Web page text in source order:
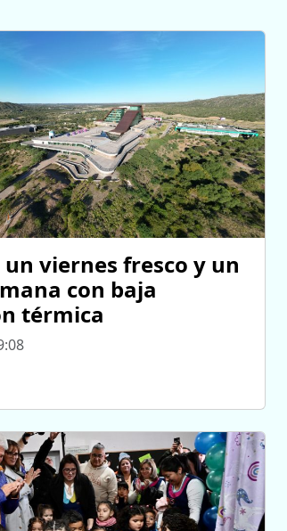
un viernes fresco y un
con baja
térmica